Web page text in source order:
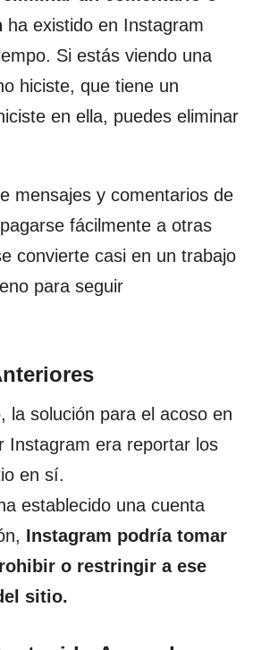
ha existido en Instagram
Si estás viendo una
hiciste, que tiene un
en ella, puedes eliminar
mensajes y comentarios de
fácilmente a otras
convierte casi en un trabajo
para seguir
la solución para el acoso en
Instagram era reportar los
en sí.
establecido una cuenta
Instagram podría tomar
o restringir a ese
sitio.